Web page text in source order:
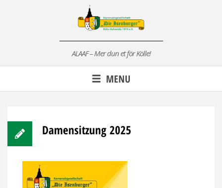
ALAAF – Mer dun et för Kölle!
MENU
Damensitzung 2025